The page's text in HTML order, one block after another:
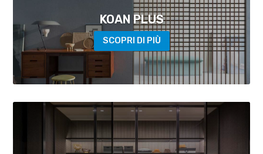
KOAN PLUS
SCOPRI DI PIÙ